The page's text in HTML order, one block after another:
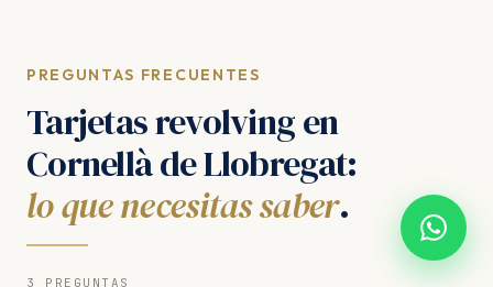
PREGUNTAS FRECUENTES
Tarjetas revolving en
Cornellà de Llobregat:
lo que necesitas saber.
3 PREGUNTAS